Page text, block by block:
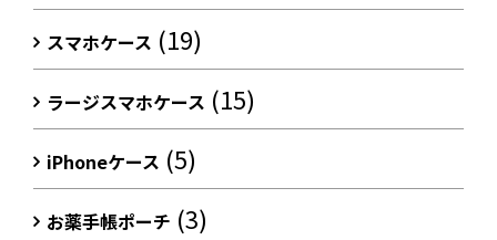
スマホケース (19)
ラージスマホケース (15)
iPhoneケース (5)
お薬手帳ポーチ (3)